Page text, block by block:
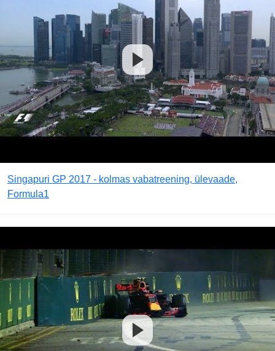
Singapuri GP 2017 - kolmas vabatreening, ülevaade,
Formula1